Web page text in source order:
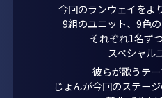
今回のランウェイをよ
9組のユニット、9色
それぞれ1名ず
スペシャル
彼らが歌うテー
じょんが今回のステー